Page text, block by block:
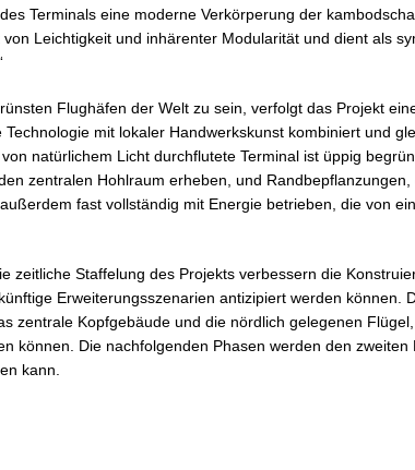
Terminals eine moderne Verkörperung der
Leichtigkeit und inhärenter Modularität und dient als
Flughäfen der Welt zu sein, verfolgt das Projekt
mit lokaler Handwerkskunst kombiniert und
natürlichem Licht durchflutete Terminal ist üppig
zentralen Hohlraum erheben, und
fast vollständig mit Energie betrieben, die von
zeitliche Staffelung des Projekts verbessern die
Erweiterungsszenarien antizipiert werden können.
zentrale Kopfgebäude und die nördlich gelegenen
können. Die nachfolgenden Phasen werden den
kann.